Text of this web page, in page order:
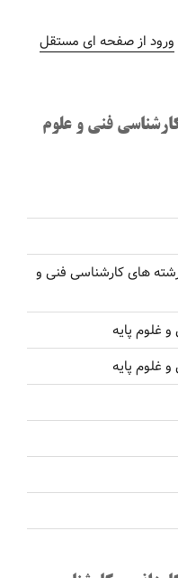
ورود از صفحه ای مستقل
فنی و علوم
های کارشناسی فنی و